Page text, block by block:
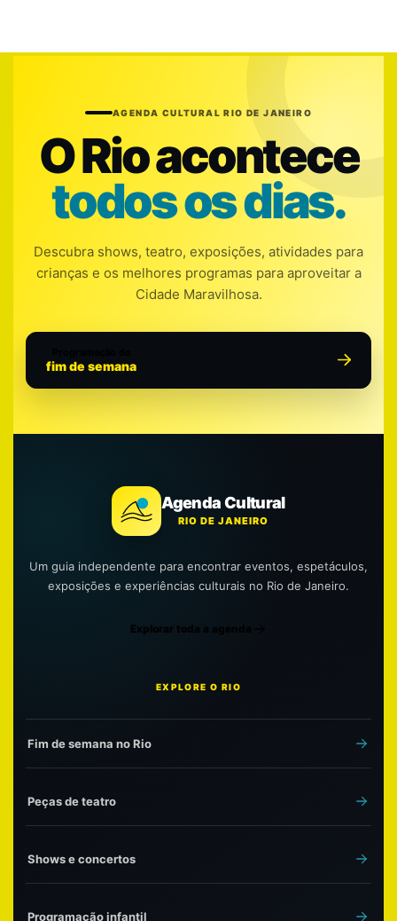
AGENDA CULTURAL RIO DE JANEIRO
O Rio acontece
todos os dias.
Descubra shows, teatro, exposições, atividades para
crianças e os melhores programas para aproveitar a
Cidade Maravilhosa.
fim de semana
Agenda Cultural
RIO DE JANEIRO
Um guia independente para encontrar eventos, espetáculos,
exposições e experiências culturais no Rio de Janeiro.
Explorar toda a agenda
EXPLORE O RIO
Fim de semana no Rio
Peças de teatro
Shows e concertos
Programação infantil